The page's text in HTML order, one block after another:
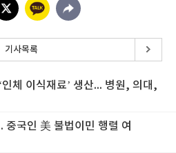
기사목록
체 이식재료’ 생산... 병원, 의대,
중국인 美 불법이민 행렬 여